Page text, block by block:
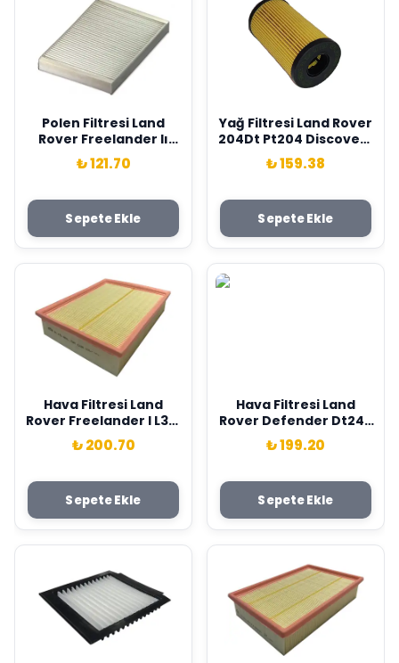
Polen Filtresi Land
Rover Freelander Iı
L359 Discovery Sport
L550 Range Rover
60 V70 Xc70 S80
Sardes LR056138-
C2Z32298-30733893
₺ 121.70
Sepete Ekle
Yağ Filtresi Land Rover
204Dt Pt204 Discovery
L462 L550 Defender
L663 Range Rover L494
E-Pace X540 F-Pace
X761 Xe X760 Xf Iı X260
Sardes LR073669-
JDE37128
₺ 159.38
Sepete Ekle
Hava Filtresi Land
Rover Freelander I L314
Discovery Iı L318 Range
Rover Iı P38A Sardes
₺ 200.70
Sepete Ekle
Hava Filtresi Land
Rover Defender Dt244
L316 2.2 Td4 07>16
Sardes PHE500060
₺ 199.20
Sepete Ekle